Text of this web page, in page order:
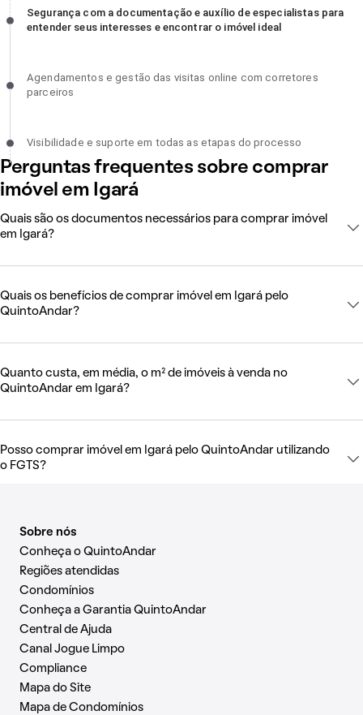
Segurança com a documentação e auxílio de especialistas para
entender seus interesses e encontrar o imóvel ideal, incompleto
Segurança com a documentação e auxílio de especialistas para
entender seus interesses e encontrar o imóvel ideal
Agendamentos e gestão das visitas online com corretores
parceiros, incompleto
Agendamentos e gestão das visitas online com corretores
parceiros
Visibilidade e suporte em todas as etapas do processo, incompleto
Visibilidade e suporte em todas as etapas do processo
Perguntas frequentes sobre comprar
imóvel em Igará
Quais são os documentos necessários para comprar imóvel
em Igará?
Quais os benefícios de comprar imóvel em Igará pelo
QuintoAndar?
Quanto custa, em média, o m² de imóveis à venda no
QuintoAndar em Igará?
Posso comprar imóvel em Igará pelo QuintoAndar utilizando
o FGTS?
Sobre nós
Conheça o QuintoAndar
Regiões atendidas
Condomínios
Conheça a Garantia QuintoAndar
Central de Ajuda
Canal Jogue Limpo
Compliance
Mapa do Site
Mapa de Condomínios